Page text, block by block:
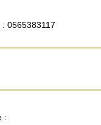
0565383117
: